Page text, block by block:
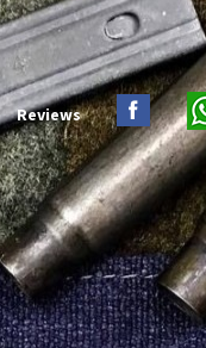
Reviews